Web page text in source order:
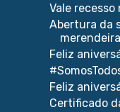
Vale recesso
Abertura da
Feliz
Feliz
Certificado